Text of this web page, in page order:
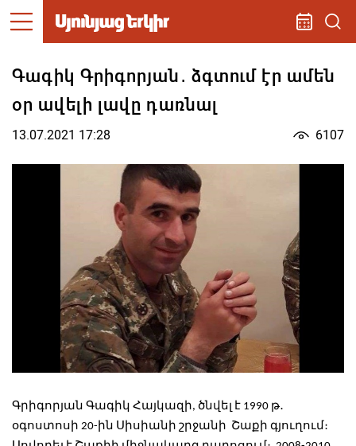
Գագիկ Գրիգորյան․ ձգտում էր ամեն
օր ավելի լավը դառնալ
13.07.2021 17:28 6107
Գրիգորյան Գագիկ Հայկազի, ծնվել է 1990 թ․
օգոստոսի 20-ին Սիսիանի շրջանի Շաքի գյուղում։